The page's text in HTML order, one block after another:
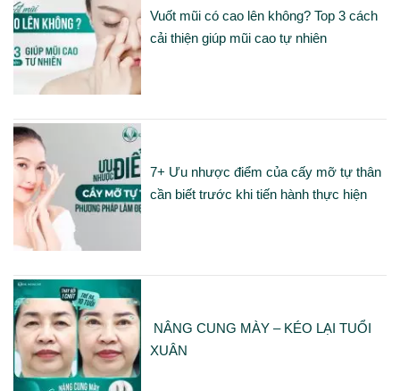
Vuốt mũi có cao lên không? Top 3 cách
cải thiện giúp mũi cao tự nhiên
7+ Ưu nhược điểm của cấy mỡ tự thân
cần biết trước khi tiến hành thực hiện
NÂNG CUNG MÀY – KÉO LẠI TUỔI
XUÂN